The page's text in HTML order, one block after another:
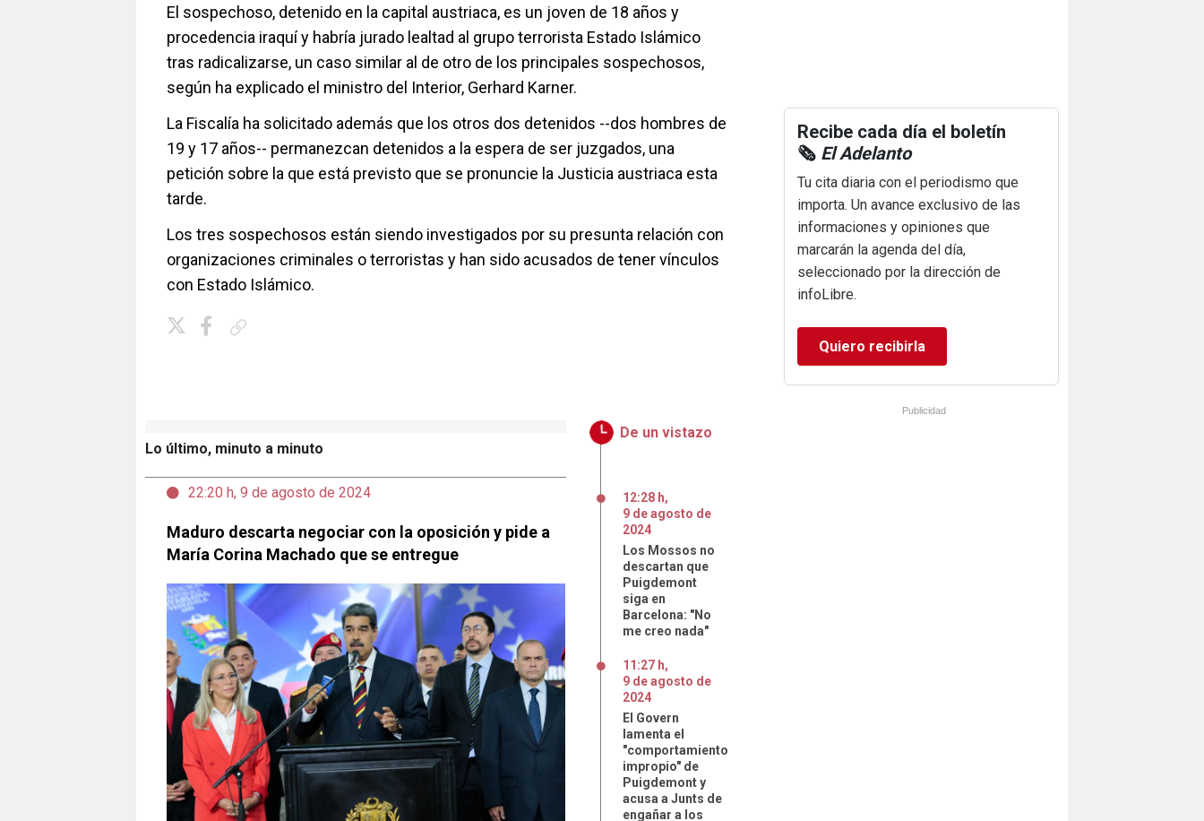
El sospechoso, detenido en la capital austriaca, es un joven de 18 años y
procedencia iraquí y habría jurado lealtad al grupo terrorista Estado Islámico
tras radicalizarse, un caso similar al de otro de los principales sospechosos,
según ha explicado el ministro del Interior, Gerhard Karner.
La Fiscalía ha solicitado además que los otros dos detenidos --dos hombres de
19 y 17 años-- permanezcan detenidos a la espera de ser juzgados, una
petición sobre la que está previsto que se pronuncie la Justicia austriaca esta
tarde.
Los tres sospechosos están siendo investigados por su presunta relación con
organizaciones criminales o terroristas y han sido acusados de tener vínculos
con Estado Islámico.
Lo último, minuto a minuto
22:20 h, 9 de agosto de 2024
Maduro descarta negociar con la oposición y pide a
María Corina Machado que se entregue
De un vistazo
12:28 h,
9 deagosto de
2024
Los Mossos no
descartan que
Puigdemont
siga en
Barcelona: "No
me creo nada"
11:27 h,
9 deagosto de
2024
El Govern
lamenta el
"comportamiento
impropio" de
Puigdemont y
acusa a Junts de
engañar a los
Recibe cada día el boletín
🗞️ El Adelanto
Tu cita diaria con el periodismo que
importa. Un avance exclusivo de las
informaciones y opiniones que
marcarán la agenda del día,
seleccionado por la dirección de
infoLibre.
Quiero recibirla
Publicidad